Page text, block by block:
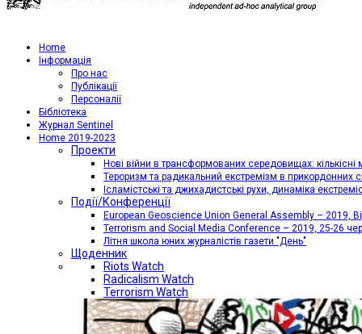
Home
Iнформація
Про нас
Публікації
Персоналії
Бібліотека
Журнал Sentinel
Home 2019-2023
Проекти
Нові війни в трансформованих середовищах: кількісні
Тероризм та радикальний екстремізм в прикордонних
Ісламістські та джихадистські рухи, динаміка
Події/Конференції
European Geoscience Union General Assembly – 2019,
Terrorism and Social Media Conference – 2019, 25-26
Літня школа юних журналістів газети "День"
Щоденник
Riots Watch
Radicalism Watch
Terrorism Watch